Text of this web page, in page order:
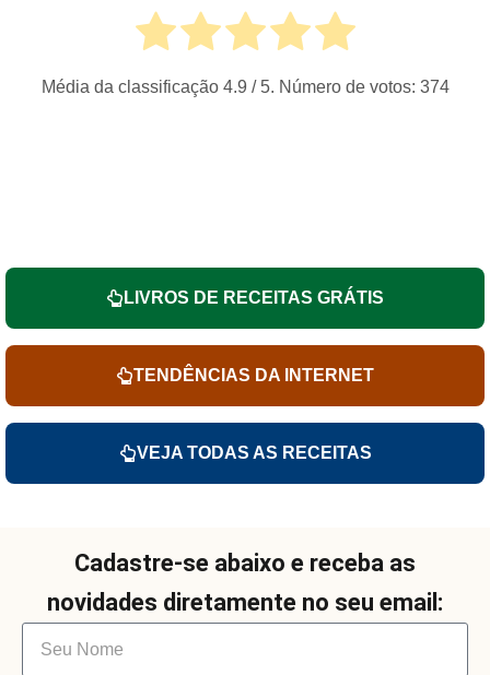
Média da classificação 4.9 / 5. Número de votos: 374
LIVROS DE RECEITAS GRÁTIS
TENDÊNCIAS DA INTERNET
VEJA TODAS AS RECEITAS
Cadastre-se abaixo e receba as
novidades diretamente no seu email: